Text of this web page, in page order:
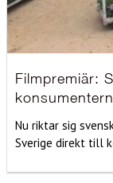
Filmpremiär:
Nu riktar sig
Sverige direkt till